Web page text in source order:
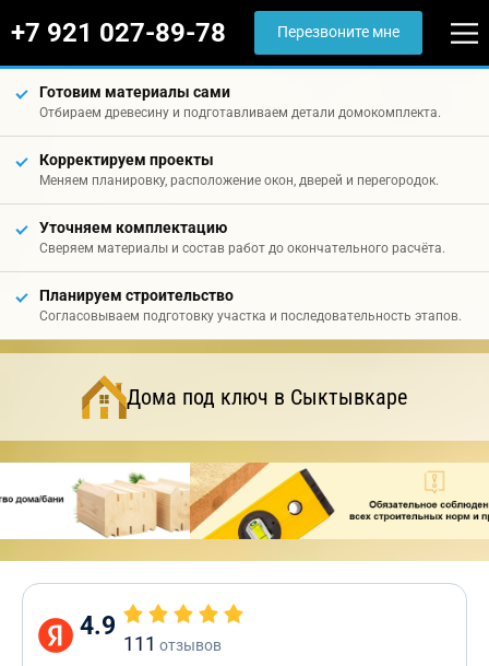
+7 921 027-89-78 Перезвоните мне
Готовим материалы сами
Отбираем древесину и подготавливаем детали домокомплекта.
Корректируем проекты
Меняем планировку, расположение окон, дверей и перегородок.
Уточняем комплектацию
Сверяем материалы и состав работ до окончательного расчёта.
Планируем строительство
Согласовываем подготовку участка и последовательность этапов.
Дома под ключ в Сыктывкаре
4.9
111 отзывов